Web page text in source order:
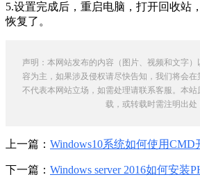
5.设置完成后，重启电脑，打开回收站
恢复了。
声明：本网站发布的内容（图片、视频和文字
容为主，如果涉及侵权请尽快告知，我们将会
不代表本网站立场，如需处理请联系客服。本
载，或转载时需注明出处
上一篇： Windows10系统如何使用CMD
下一篇： Windows server 2016如何安装